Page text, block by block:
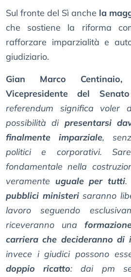
Sul fronte del Sì anche la
che sostiene la riforma
rafforzare imparzialità e
giudiziario.
Gian Marco Centinaio,
Vicepresidente del Senato
referendum significa voler
possibilità di presentarsi
finalmente imparziale,
politici e corporativi.
fondamentale nella
veramente uguale per tutti.
pubblici ministerisaranno
lavoro seguendo
riceveranno una
carriera che decideranno di
invece i giudici possono
doppio ricatto: dai pm se